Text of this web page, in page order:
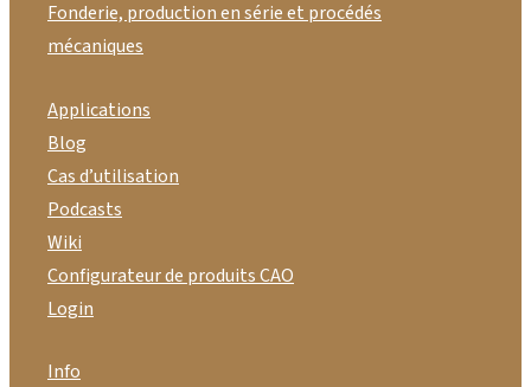
Fonderie, production en série et procédés
mécaniques
Applications
Blog
Cas d’utilisation
Podcasts
Wiki
Configurateur de produits CAO
Login
Info